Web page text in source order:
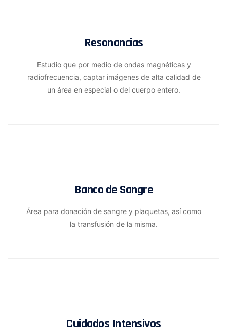
Resonancias
Estudio que por medio de ondas magnéticas y
radiofrecuencia, captar imágenes de alta calidad de
un área en especial o del cuerpo entero.
Banco de Sangre
Área para donación de sangre y plaquetas, así como
la transfusión de la misma.
Cuidados Intensivos